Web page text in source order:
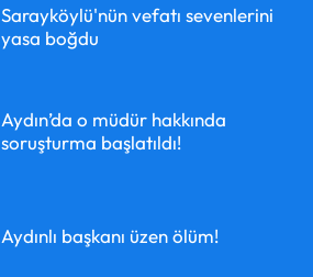
Sarayköylü'nün vefatı sevenlerini
yasa boğdu
Aydın’da o müdür hakkında
soruşturma başlatıldı!
Aydınlı başkanı üzen ölüm!